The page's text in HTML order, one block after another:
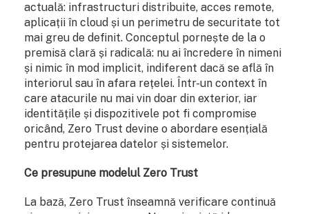
actuală: infrastructuri distribuite, acces remote,
aplicații în cloud și un perimetru de securitate tot
mai greu de definit. Conceptul pornește de la o
premisă clară și radicală: nu ai încredere în nimeni
și nimic în mod implicit, indiferent dacă se află în
interiorul sau în afara rețelei. Într-un context în
care atacurile nu mai vin doar din exterior, iar
identitățile și dispozitivele pot fi compromise
oricând, Zero Trust devine o abordare esențială
pentru protejarea datelor și sistemelor.
Ce presupune modelul Zero Trust
La bază, Zero Trust înseamnă verificare continuă